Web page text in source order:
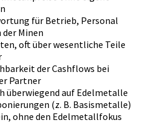
für Betrieb, Personal
Minen
oft über wesentliche Teile
der Cashflows bei
Partner
überwiegend auf Edelmetalle
(z. B. Basismetalle)
ohne den Edelmetallfokus